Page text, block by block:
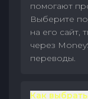
помогают
Выберите
на его сайт,
через
переводы.
Как